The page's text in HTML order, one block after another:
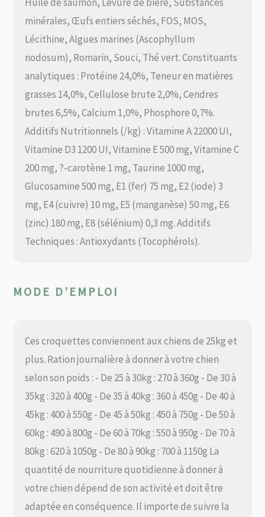
minérales, Œufs entiers séchés, FOS, MOS,
Lécithine, Algues marines (Ascophyllum
nodosum), Romarin, Souci, Thé vert. Constituants
analytiques : Protéine 24,0%, Teneur en matières
grasses 14,0%, Cellulose brute 2,0%, Cendres
brutes 6,5%, Calcium 1,0%, Phosphore 0,7%.
Additifs Nutritionnels (/kg) : Vitamine A 22000 UI,
Vitamine D3 1200 UI, Vitamine E 500 mg, Vitamine C
200 mg, ?-carotène 1 mg, Taurine 1000 mg,
Glucosamine 500 mg, E1 (fer) 75 mg, E2 (iode) 3
mg, E4 (cuivre) 10 mg, E5 (manganèse) 50 mg, E6
(zinc) 180 mg, E8 (sélénium) 0,3 mg. Additifs
Techniques : Antioxydants (Tocophérols).
MODE D’EMPLOI
Ces croquettes conviennent aux chiens de 25kg et
plus. Ration journalière à donner à votre chien
selon son poids : - De 25 à 30kg : 270 à 360g - De 30 à
35kg : 320 à 400g - De 35 à 40kg : 360 à 450g - De 40 à
45kg : 400 à 550g - De 45 à 50kg : 450 à 750g - De 50 à
60kg : 490 à 800g - De 60 à 70kg : 550 à 950g - De 70 à
80kg : 620 à 1050g - De 80 à 90kg : 700 à 1150g La
quantité de nourriture quotidienne à donner à
votre chien dépend de son activité et doit être
adaptée en conséquence. Il importe de suivre la